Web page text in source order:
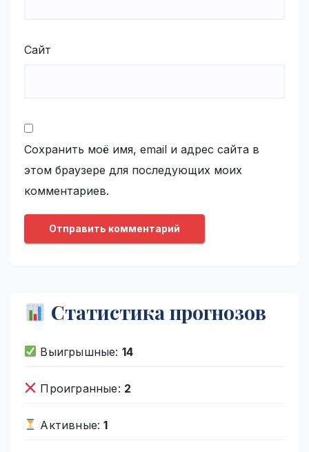
Сайт
Сохранить моё имя, email и адрес сайта в
этом браузере для последующих моих
комментариев.
Статистика прогнозов
Выигрышные: 14
Проигранные: 2
Активные:1